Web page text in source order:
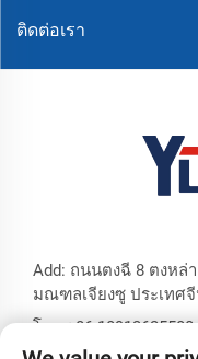
ติดต่อเรา
Add: ถนนตงฉี 8 ตงหล่
มณฑลเจียงซู ประเทศ
โทร:+86 18913625580